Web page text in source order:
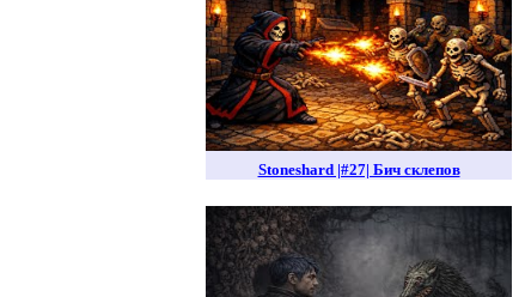
Stoneshard |#27| Бич склепов